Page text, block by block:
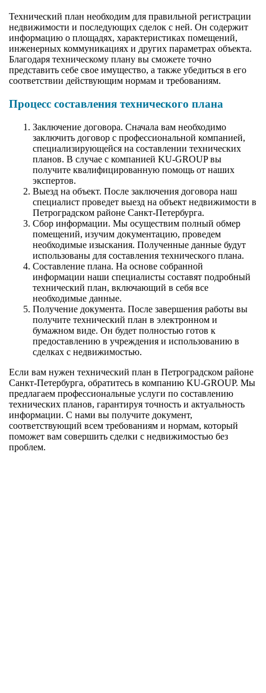
Технический план необходим для правильной регистрации
недвижимости и последующих сделок с ней. Он содержит
информацию о площадях, характеристиках помещений,
инженерных коммуникациях и других параметрах объекта.
Благодаря техническому плану вы сможете точно
представить себе свое имущество, а также убедиться в его
соответствии действующим нормам и требованиям.
Процесс составления технического плана
Заключение договора. Сначала вам необходимо
заключить договор с профессиональной компанией,
специализирующейся на составлении технических
планов. В случае с компанией KU-GROUP вы
получите квалифицированную помощь от наших
экспертов.
Выезд на объект. После заключения договора наш
специалист проведет выезд на объект недвижимости в
Петроградском районе Санкт-Петербурга.
Сбор информации. Мы осуществим полный обмер
помещений, изучим документацию, проведем
необходимые изыскания. Полученные данные будут
использованы для составления технического плана.
Составление плана. На основе собранной
информации наши специалисты составят подробный
технический план, включающий в себя все
необходимые данные.
Получение документа. После завершения работы вы
получите технический план в электронном и
бумажном виде. Он будет полностью готов к
предоставлению в учреждения и использованию в
сделках с недвижимостью.
Если вам нужен технический план в Петроградском районе
Санкт-Петербурга, обратитесь в компанию KU-GROUP. Мы
предлагаем профессиональные услуги по составлению
технических планов, гарантируя точность и актуальность
информации. С нами вы получите документ,
соответствующий всем требованиям и нормам, который
поможет вам совершить сделки с недвижимостью без
проблем.